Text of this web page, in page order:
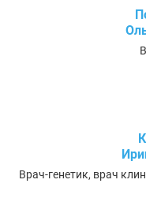
Врач-генетик, врач